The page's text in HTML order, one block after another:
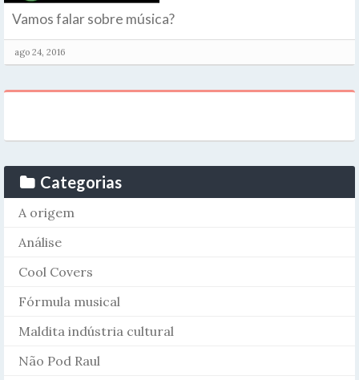
Vamos falar sobre música?
ago 24, 2016
Categorias
A origem
Análise
Cool Covers
Fórmula musical
Maldita indústria cultural
Não Pod Raul